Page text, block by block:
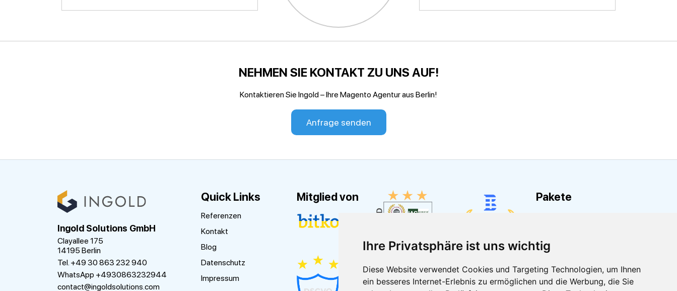
Ihre Privatsphäre ist uns wichtig
Diese Website verwendet Cookies und Targeting Technologien, um Ihnen
ein besseres Internet-Erlebnis zu ermöglichen und die Werbung, die Sie
NEHMEN SIE KONTAKT ZU UNS AUF!
Kontaktieren Sie Ingold – Ihre Magento Agentur aus Berlin!
Anfrage senden
Ingold Solutions GmbH
Clayallee 175
14195 Berlin
Tel. +49 30 863 232 940
WhatsApp +4930863232944
contact@ingoldsolutions.com
Quick Links
Referenzen
Kontakt
Blog
Datenschutz
Impressum
Pakete
Magento
Preisgestaltung
Microsoft 365
Preisgestaltung
Mitglied von